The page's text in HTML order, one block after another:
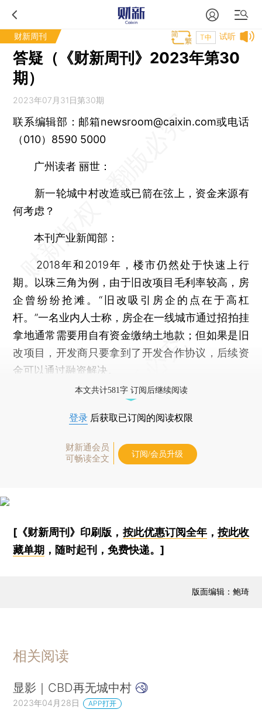
财新周刊 试听
T中
答疑（《财新周刊》2023年第30
期）
2023年07月31日第30期
联系编辑部：邮箱newsroom@caixin.com或电话
（010）8590 5000
广州读者 丽世：
新一轮城中村改造或已箭在弦上，资金来源有
何考虑？
本刊产业新闻部：
2018年和2019年，楼市仍然处于快速上行
期。以珠三角为例，由于旧改项目毛利率较高，房
企曾纷纷抢滩。“旧改吸引房企的点在于高杠
杆。”一名业内人士称，房企在一线城市通过招拍挂
拿地通常需要用自有资金缴纳土地款；但如果是旧
改项目，开发商只要拿到了开发合作协议，后续资
金可以通过融资解决。
本文共计581字 订阅后继续阅读
登录 后获取已订阅的阅读权限
财新通会员
可畅读全文
订阅/会员升级
[《财新周刊》印刷版， 按此优惠订阅全年， 按此收
藏单期 ，随时起刊，免费快递。]
版面编辑：鲍琦
相关阅读
显影｜CBD再无城中村
2023年04月28日 APP打开